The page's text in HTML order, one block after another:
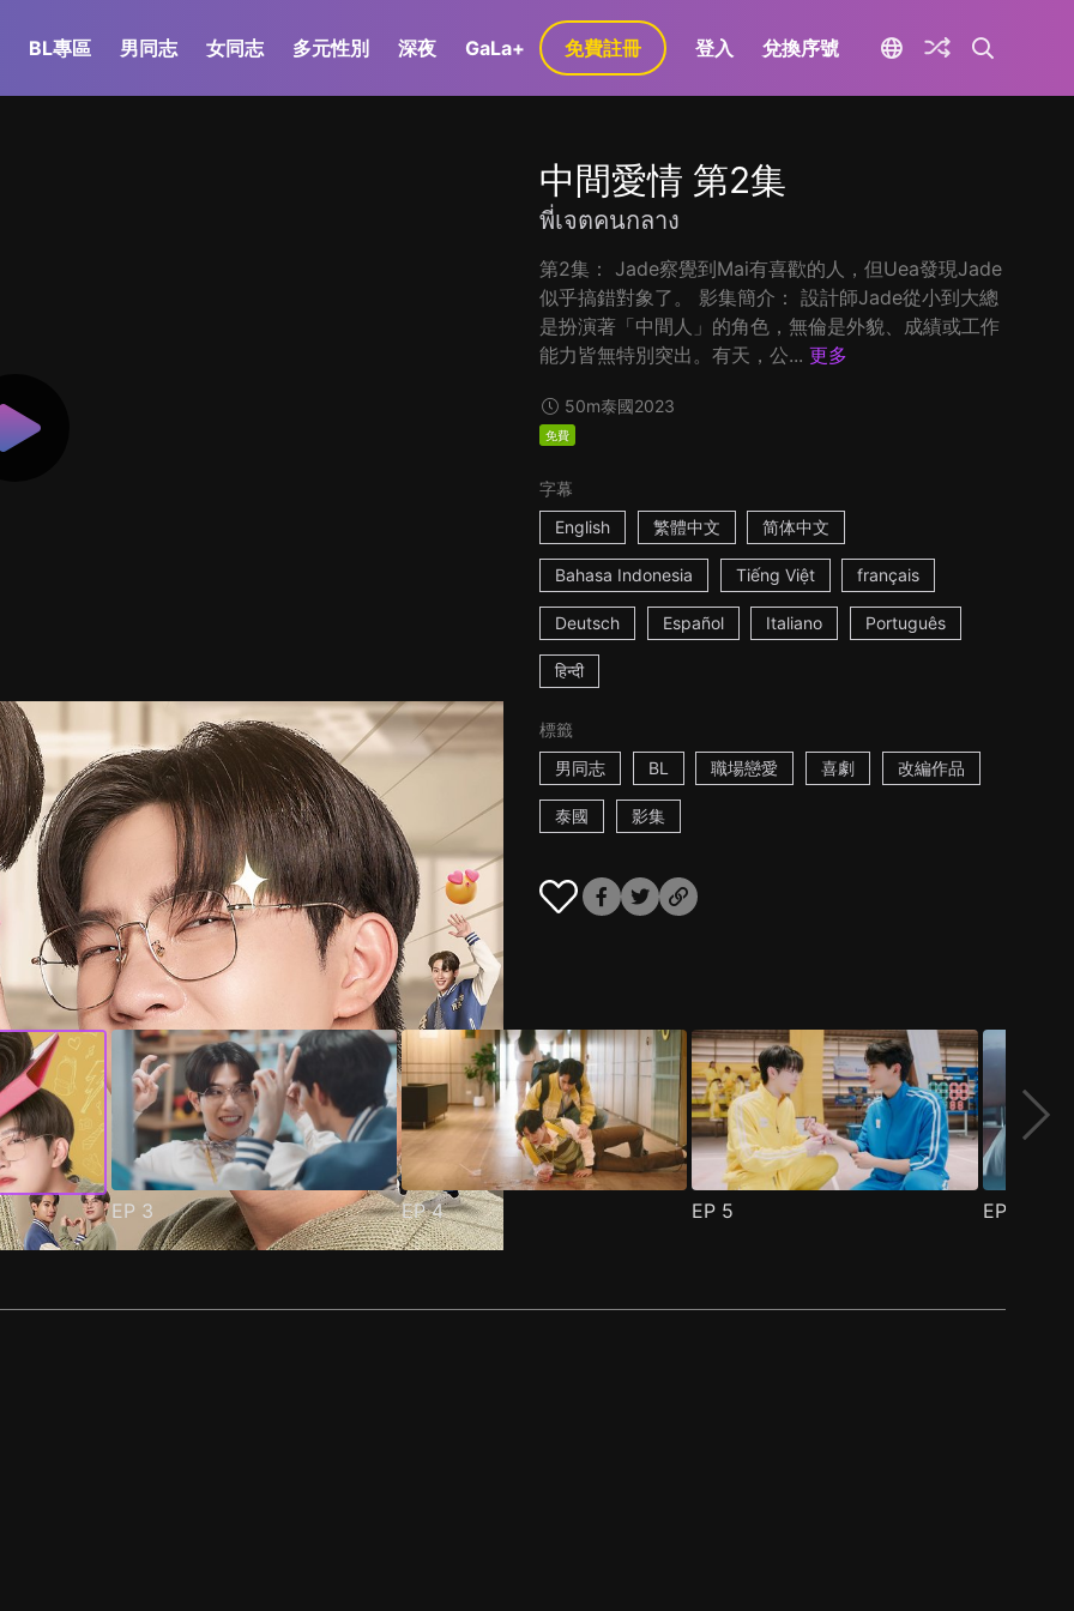
BL專區 男同志 女同志 多元性別 深夜 GaLa+ 免費註冊 登入 兌換序號
中間愛情 第2集
พี่เจตคนกลาง
第2集： Jade察覺到Mai有喜歡的人，但Uea發現Jade
似乎搞錯對象了。 影集簡介： 設計師Jade從小到大總
是扮演著「中間人」的角色，無倫是外貌、成績或工作
能力皆無特別突出。有天，公... 更多
50m泰國2023
免費
字幕
English
繁體中文 简体中文
Bahasa Indonesia Tiếng Việt français
Deutsch Español Italiano Português
हिन्दी
標籤
男同志
BL 職場戀愛 喜劇 改編作品
泰國 影集
EP 3 EP4 EP 5 EP